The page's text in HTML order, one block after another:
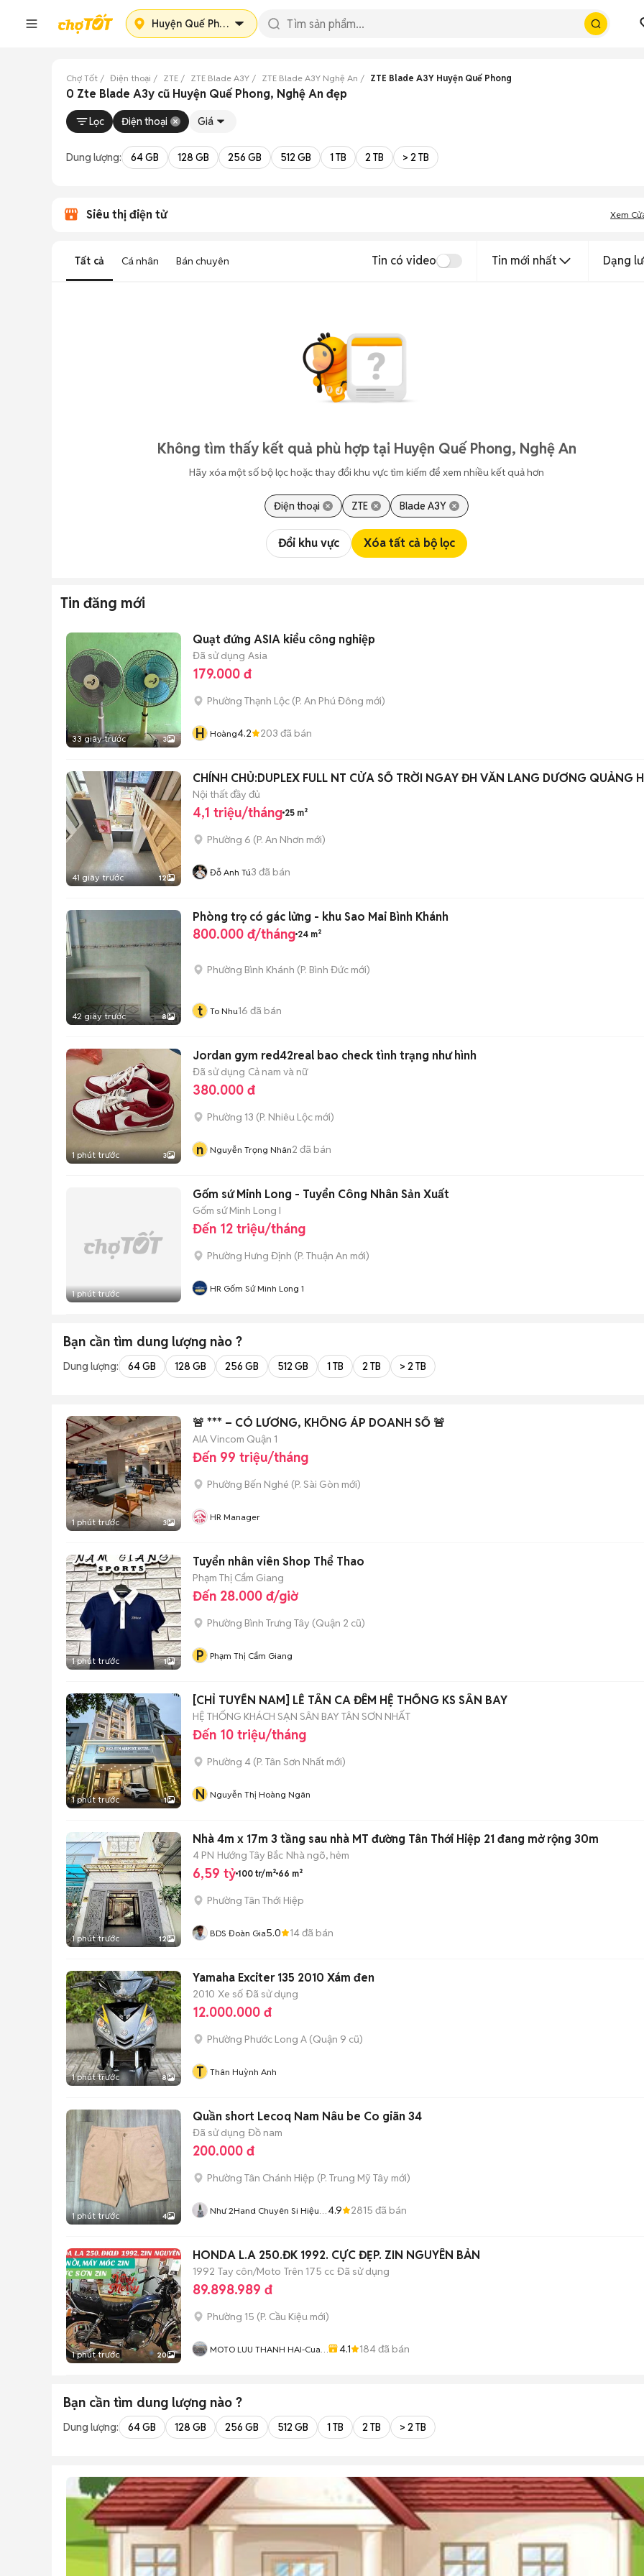
Huyện Quế Phong
Chợ Tốt Điện thoại ZTE ZTE Blade A3Y ZTE Blade A3Y Nghệ An ZTE Blade A3Y Huyện Quế Phong
0 Zte Blade A3y cũ Huyện Quế Phong, Nghệ An đẹp
Lọc Điện thoại Giá
Dung lượng: 64 GB 128 GB 256 GB 512 GB 1 TB 2 TB > 2 TB
Siêu thị điện tử Xem
Tất cả Cá nhân Bán chuyên Tin có video Tin mới nhất Dạng
Không tìm thấy kết quả phù hợp tại Huyện Quế Phong, Nghệ An
Hãy xóa một số bộ lọc hoặc thay đổi khu vực tìm kiếm để xem nhiều kết quả hơn
Điện thoại ZTE Blade A3Y
Đổi khu vực Xóa tất cả bộ lọc
Tin đăng mới
33 giây trước 3
Quạt đứng ASIA kiểu công nghiệp
Đã sử dụng Asia
179.000 đ
Phường Thạnh Lộc (P. An Phú Đông mới)
H Hoàng4.2 203 đã bán
41 giây trước 12
CHÍNH CHỦ:DUPLEX FULL NT CỬA SỔ TRỜI NGAY ĐH VĂN LANG DƯƠNG QUẢNG
Nội thất đầy đủ
4,1 triệu/tháng 25 m²
Phường 6 (P. An Nhơn mới)
Đỗ Anh Tú3 đã bán
42 giây trước 8
Phòng trọ có gác lửng - khu Sao Mai Bình Khánh
800.000 đ/tháng 24 m²
Phường Bình Khánh (P. Bình Đức mới)
t To Nhu16 đã bán
1 phút trước 3
Jordan gym red42real bao check tình trạng như hình
Đã sử dụng Cả nam và nữ
380.000 đ
Phường 13 (P. Nhiêu Lộc mới)
n Nguyễn Trọng Nhân2 đã bán
1 phút trước
Gốm sứ Minh Long - Tuyển Công Nhân Sản Xuất
Gốm sứ Minh Long I
Đến 12 triệu/tháng
Phường Hưng Định (P. Thuận An mới)
HR Gốm Sứ Minh Long 1
Bạn cần tìm dung lượng nào ?
Dung lượng: 64 GB 128 GB 256 GB 512 GB 1 TB 2 TB > 2 TB
1 phút trước 3
🚨 *** – CÓ LƯƠNG, KHÔNG ÁP DOANH SỐ 🚨
AIA Vincom Quận 1
Đến 99 triệu/tháng
Phường Bến Nghé (P. Sài Gòn mới)
HR Manager
1 phút trước 1
Tuyển nhân viên Shop Thể Thao
Phạm Thị Cẩm Giang
Đến 28.000 đ/giờ
Phường Bình Trưng Tây (Quận 2 cũ)
P Phạm Thị Cẩm Giang
1 phút trước 1
[CHỈ TUYỂN NAM] LỄ TÂN CA ĐÊM HỆ THỐNG KS SÂN BAY
HỆ THỐNG KHÁCH SẠN SÂN BAY TÂN SƠN NHẤT
Đến 10 triệu/tháng
Phường 4 (P. Tân Sơn Nhất mới)
N Nguyễn Thị Hoàng Ngân
1 phút trước 12
Nhà 4m x 17m 3 tầng sau nhà MT đường Tân Thới Hiệp 21 đang mở rộng 30m
4 PN Hướng Tây Bắc Nhà ngõ, hẻm
6,59 tỷ 100 tr/m² 66 m²
Phường Tân Thới Hiệp
BDS Đoàn Gia5.0 14đã bán
1 phút trước 8
Yamaha Exciter 135 2010 Xám đen
2010 Xe số Đã sử dụng
12.000.000 đ
Phường Phước Long A (Quận 9 cũ)
T Thân Huỳnh Anh
1 phút trước 4
Quần short Lecoq Nam Nâu be Co giãn 34
Đã sử dụng Đồ nam
200.000 đ
Phường Tân Chánh Hiệp (P. Trung Mỹ Tây mới)
Như 2Hand Chuyên Si Hiệu
4.9 2815 đã bán
1 phút trước 20
HONDA L.A 250.ĐK 1992. CỰC ĐẸP. ZIN NGUYÊN BẢN
1992 Tay côn/Moto Trên 175 cc Đã sử dụng
89.898.989 đ
Phường 15 (P. Cầu Kiệu mới)
MOTO LUU THANH HAI-Cua
4.1 184đã bán
Bạn cần tìm dung lượng nào ?
Dung lượng: 64 GB 128 GB 256 GB 512 GB 1 TB 2 TB > 2 TB